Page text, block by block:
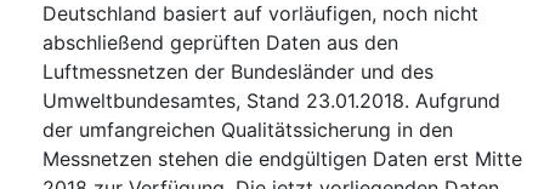
Deutschland basiert auf vorläufigen, noch nicht
abschließend geprüften Daten aus den
Luftmessnetzen der Bundesländer und des
Umweltbundesamtes, Stand 23.01.2018. Aufgrund
der umfangreichen Qualitätssicherung in den
Messnetzen stehen die endgültigen Daten erst Mitte